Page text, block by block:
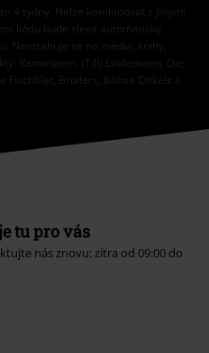
4 týdny. Nelze kombinovat s jinými
kódu bude sleva automaticky
Nevztahuje se na média, knihy,
Rammstein, (Till) Lindemann, Die
Fischfilet, Broilers, Böhse Onkelz a
tu pro vás
nás znovu: zítra od 09:00 do